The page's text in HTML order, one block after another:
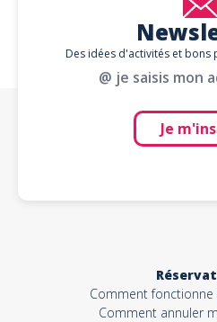
Des idées d'activités et bons
@ je saisis mon
Je
Comment fonctionne
Comment annuler